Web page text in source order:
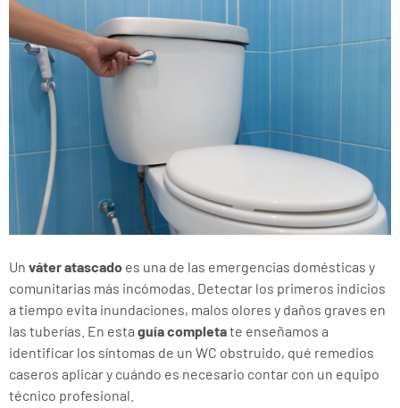
Un váter atascado es una de las emergencias domésticas y
comunitarias más incómodas. Detectar los primeros indicios
a tiempo evita inundaciones, malos olores y daños graves en
las tuberías. En esta guía completate enseñamos a
identificar los síntomas de un WC obstruido, qué remedios
caseros aplicar y cuándo es necesario contar con un equipo
técnico profesional.